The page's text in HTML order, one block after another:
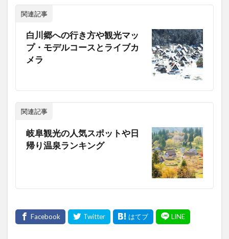
関連記事
白川郷への行き方や観光マッ
プ・モデルコースとライブカ
メラ
関連記事
岐阜観光の人気スポットや日
帰り温泉ランキング